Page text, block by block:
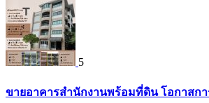
5
ขายอาคารสำนักงานพร้อมที่ดิน โอกาสก